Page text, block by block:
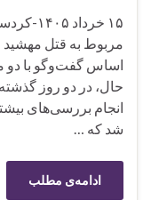
۱۵
مربوط به قتل مهشید
اساس گفت‌وگو با دو
حال، در دو روز
انجام بررسی‌های
شد که …
ادامه‌ی مطلب